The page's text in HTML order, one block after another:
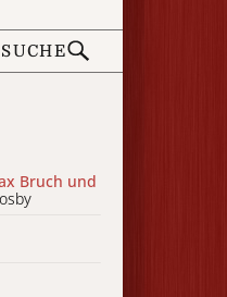
SUCHE
Bruch und